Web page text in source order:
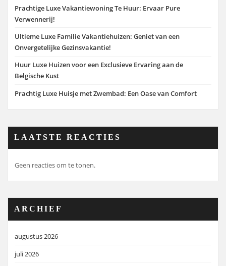
Prachtige Luxe Vakantiewoning Te Huur: Ervaar Pure
Verwennerij!
Ultieme Luxe Familie Vakantiehuizen: Geniet van een
Onvergetelijke Gezinsvakantie!
Huur Luxe Huizen voor een Exclusieve Ervaring aan de
Belgische Kust
Prachtig Luxe Huisje met Zwembad: Een Oase van Comfort
LAATSTE REACTIES
Geen reacties om te tonen.
ARCHIEF
augustus 2026
juli 2026